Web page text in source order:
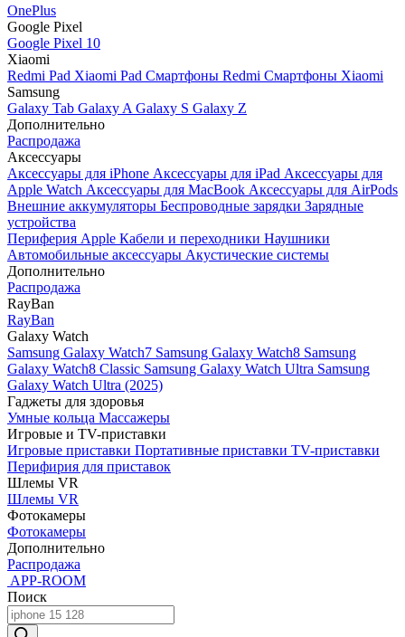
OnePlus
Google Pixel
Google Pixel 10
Xiaomi
Redmi Pad Xiaomi Pad Смартфоны Redmi Смартфоны Xiaomi
Samsung
Galaxy Tab Galaxy A Galaxy S Galaxy Z
Дополнительно
Распродажа
Аксессуары
Аксессуары для iPhone Аксессуары для iPad Аксессуары для
Apple Watch Аксессуары для MacBook Аксессуары для AirPods
Внешние аккумуляторы Беспроводные зарядки Зарядные
устройства
Периферия Apple Кабели и переходники Наушники
Автомобильные аксессуары Акустические системы
Дополнительно
Распродажа
RayBan
RayBan
Galaxy Watch
Samsung Galaxy Watch7 Samsung Galaxy Watch8 Samsung
Galaxy Watch8 Classic Samsung Galaxy Watch Ultra Samsung
Galaxy Watch Ultra (2025)
Гаджеты для здоровья
Умные кольца Массажеры
Игровые и TV-приставки
Игровые приставки Портативные приставки TV-приставки
Перифирия для приставок
Шлемы VR
Шлемы VR
Фотокамеры
Фотокамеры
Дополнительно
Распродажа
APP-ROOM
Поиск
Поиск
товаров